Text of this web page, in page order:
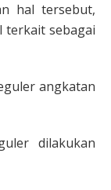
hal tersebut,
terkait sebagai
angkatan
dilakukan